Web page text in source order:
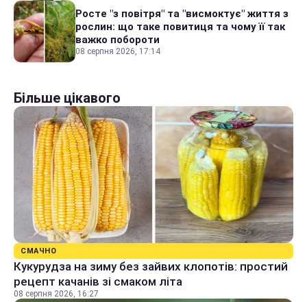
Росте "з повітря" та "висмоктує" життя з
рослин: що таке повитиця та чому її так
важко побороти
08 серпня 2026, 17:14
Більше цікавого
СМАЧНО
Кукурудза на зиму без зайвих клопотів: простий
рецепт качанів зі смаком літа
08 серпня 2026, 16:27